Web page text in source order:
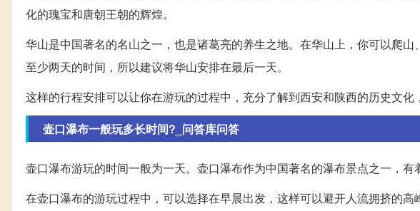
化的瑰宝和唐朝王朝的辉煌。
华山是中国著名的名山之一，也是诸葛亮的养生之地。在华山上，你可以爬
至少两天的时间，所以建议将华山安排在最后一天。
这样的行程安排可以让你在游玩的过程中，充分了解到西安和陕西的历史文化
壶口瀑布一般玩多长时间?_问答库问答
壶口瀑布游玩的时间一般为一天。壶口瀑布作为中国著名的瀑布景点之一，有
在壶口瀑布的游玩过程中，可以选择在早晨出发，这样可以避开人流拥挤的